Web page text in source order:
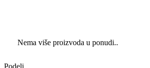
Nema više proizvoda u ponudi..